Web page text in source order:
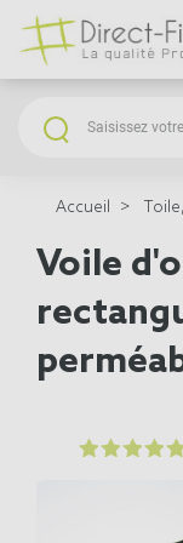
Accueil
Voile